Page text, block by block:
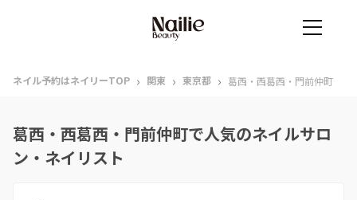
ネイル予約はネイリーTOP › 関東 › 東京都 › 葛西・西葛西・門前仲町
葛西・西葛西・門前仲町で人気のネイルサロ
ン・ネイリスト